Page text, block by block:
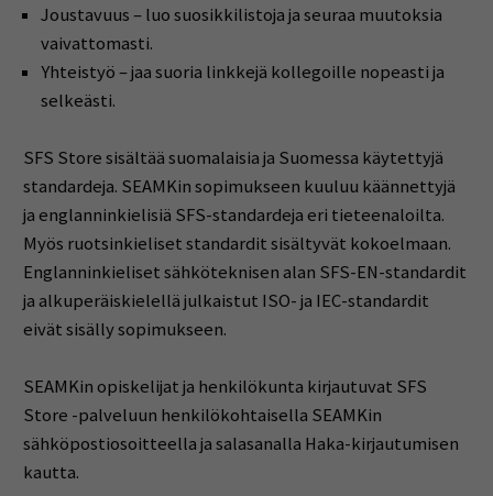
Joustavuus – luo suosikkilistoja ja seuraa muutoksia
vaivattomasti.
Yhteistyö – jaa suoria linkkejä kollegoille nopeasti ja
selkeästi.
SFS Store sisältää suomalaisia ja Suomessa käytettyjä
standardeja. SEAMKin sopimukseen kuuluu käännettyjä
ja englanninkielisiä SFS-standardeja eri tieteenaloilta.
Myös ruotsinkieliset standardit sisältyvät kokoelmaan.
Englanninkieliset sähköteknisen alan SFS-EN-standardit
ja alkuperäiskielellä julkaistut ISO- ja IEC-standardit
eivät sisälly sopimukseen.
SEAMKin opiskelijat ja henkilökunta kirjautuvat SFS
Store -palveluun henkilökohtaisella SEAMKin
sähköpostiosoitteella ja salasanalla Haka-kirjautumisen
kautta.